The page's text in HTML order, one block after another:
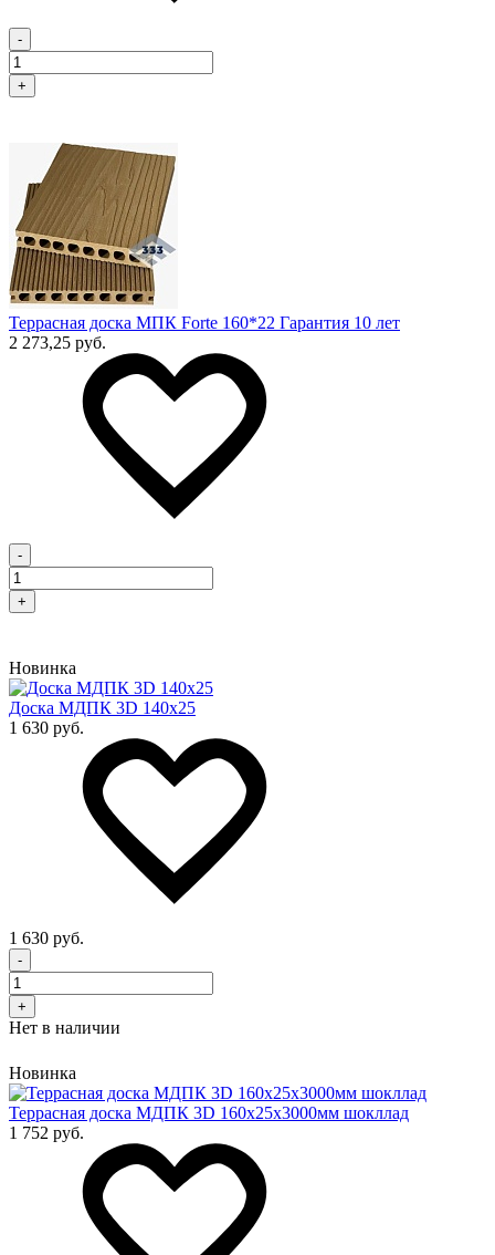
-
+
Террасная доска МПК Forte 160*22 Гарантия 10 лет
2 273,25 руб.
-
+
Новинка
Доска МДПК 3D 140x25
1 630 руб.
1 630 руб.
-
+
Нет в наличии
Новинка
Террасная доска МДПК 3D 160x25х3000мм шокллад
1 752 руб.